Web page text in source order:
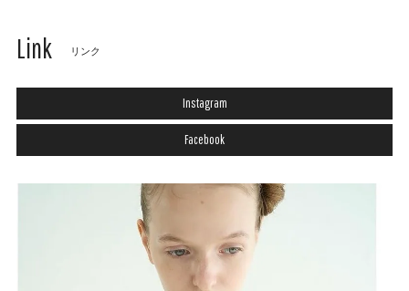
Link リンク
Instagram
Facebook